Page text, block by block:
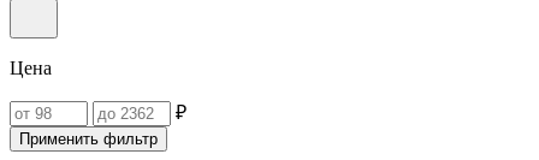
Цена
₽
Применить фильтр